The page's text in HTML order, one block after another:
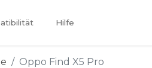
Hilfe
Oppo Find X5 Pro